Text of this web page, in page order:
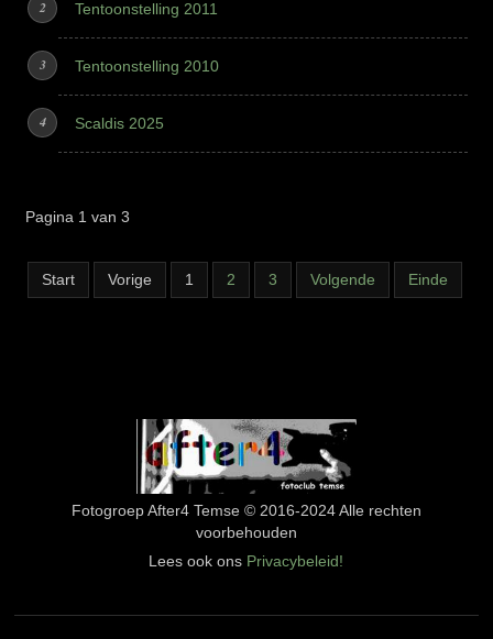
Tentoonstelling 2011
Tentoonstelling 2010
Scaldis 2025
Pagina 1 van 3
Start Vorige 1 2 3 Volgende Einde
Fotogroep After4 Temse © 2016-2024 Alle rechten
voorbehouden
Lees ook ons Privacybeleid!